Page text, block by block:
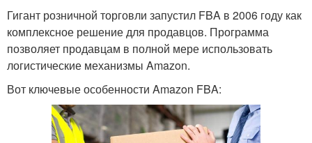
Гигант розничной торговли запустил FBA в 2006 году как
комплексное решение для продавцов. Программа
позволяет продавцам в полной мере использовать
логистические механизмы Amazon.
Вот ключевые особенности Amazon FBA: